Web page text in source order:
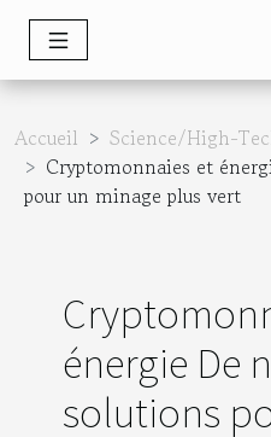
Accueil
Science/High-
Cryptomonnaies et
pour un minage plus vert
énergie De
solutions